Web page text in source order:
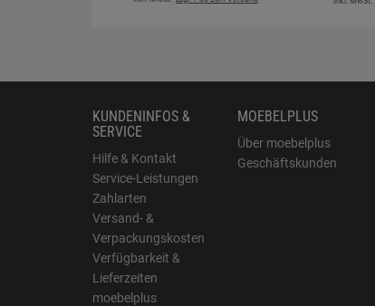
KUNDENINFOS &
SERVICE
Hilfe & Kontakt
Service-Leistungen
Zahlarten
Versand- &
Verpackungskosten
Verfügbarkeit &
Lieferzeiten
moebelplus
MOEBELPLUS
Über moebelplus
Geschäftskunden